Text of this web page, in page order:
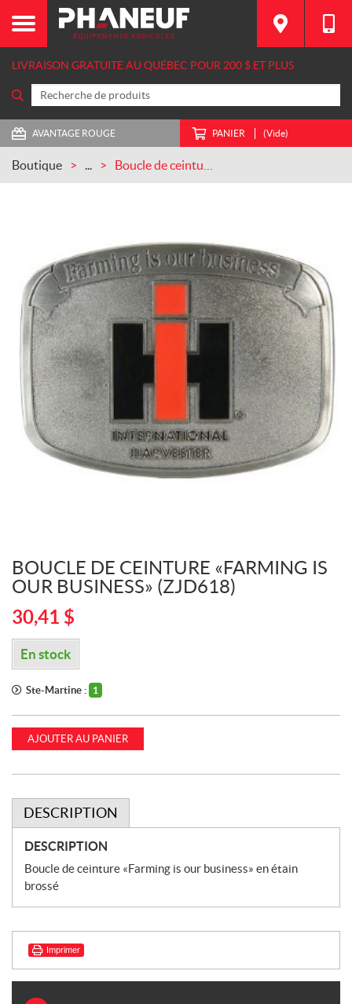
LIVRAISON GRATUITE AU QUÉBEC POUR 200 $ ET PLUS
AVANTAGE ROUGE PANIER (Vide)
Boutique ...
BOUCLE DE CEINTURE «FARMING IS
OUR BUSINESS» (ZJD618)
30,41 $
En stock
Ste-Martine : 1
AJOUTER AU PANIER
DESCRIPTION
DESCRIPTION
Boucle de ceinture «Farming is our business» en étain
brossé
Imprimer